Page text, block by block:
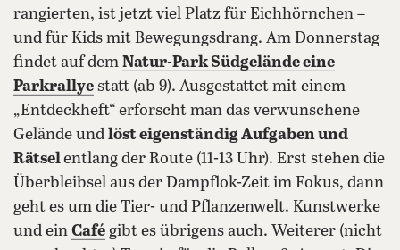
rangierten, ist jetzt viel Platz für Eichhörnchen –
und für Kids mit Bewegungsdrang. Am Donnerstag
findet auf dem Natur-Park Südgelände eine
Parkrallye statt (ab 9). Ausgestattet mit einem
„Entdeckheft“ erforscht man das verwunschene
Gelände und löst eigenständig Aufgaben und
Rätselentlang der Route (11-13 Uhr). Erst stehen die
Überbleibsel aus der Dampflok-Zeit im Fokus, dann
geht es um die Tier- und Pflanzenwelt. Kunstwerke
und ein Café gibt es übrigens auch. Weiterer (nicht